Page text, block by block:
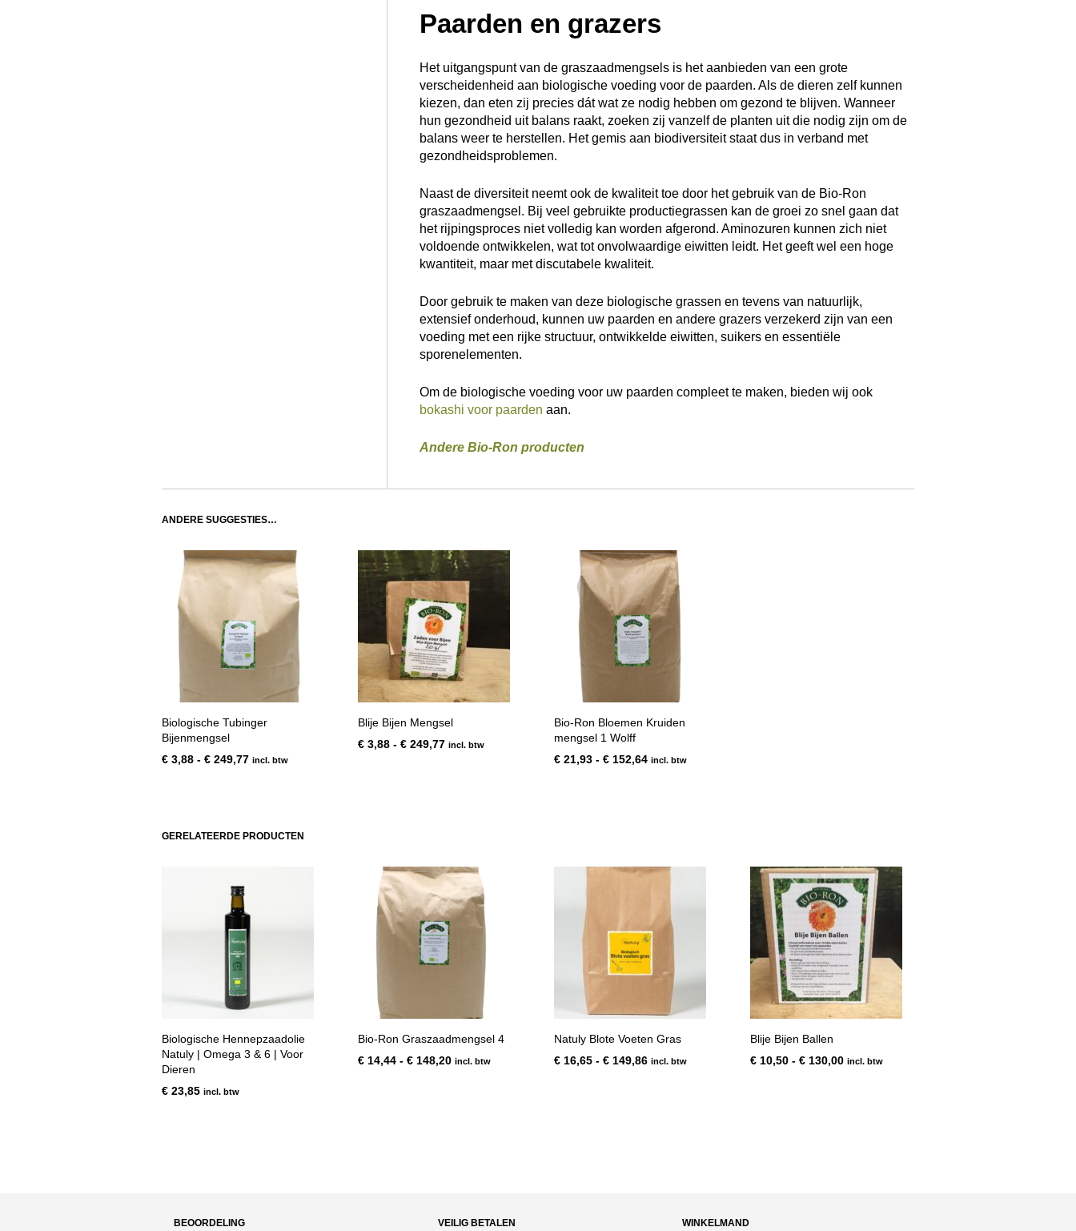
Paarden en grazers
Het uitgangspunt van de graszaadmengsels is het aanbieden van een grote
verscheidenheid aan biologische voeding voor de paarden. Als de dieren zelf kunnen
kiezen, dan eten zij precies dát wat ze nodig hebben om gezond te blijven. Wanneer
hun gezondheid uit balans raakt, zoeken zij vanzelf de planten uit die nodig zijn om de
balans weer te herstellen. Het gemis aan biodiversiteit staat dus in verband met
gezondheidsproblemen.
Naast de diversiteit neemt ook de kwaliteit toe door het gebruik van de Bio-Ron
graszaadmengsel. Bij veel gebruikte productiegrassen kan de groei zo snel gaan dat
het rijpingsproces niet volledig kan worden afgerond. Aminozuren kunnen zich niet
voldoende ontwikkelen, wat tot onvolwaardige eiwitten leidt. Het geeft wel een hoge
kwantiteit, maar met discutabele kwaliteit.
Door gebruik te maken van deze biologische grassen en tevens van natuurlijk,
extensief onderhoud, kunnen uw paarden en andere grazers verzekerd zijn van een
voeding met een rijke structuur, ontwikkelde eiwitten, suikers en essentiële
sporenelementen.
Om de biologische voeding voor uw paarden compleet te maken, bieden wij ook
bokashi voor paarden aan.
Andere Bio-Ron producten
ANDERE SUGGESTIES…
Biologische Tubinger
Bijenmengsel
€ 3,88 - € 249,77Prijsklasse:
incl. btw
Blije Bijen Mengsel
€ 3,88 - € 249,77Prijsklasse:
incl. btw
Bio-Ron Bloemen Kruiden
mengsel 1 Wolff
€ 21,93 - € 152,64Prijsklasse:
incl. btw
GERELATEERDE PRODUCTEN
Biologische Hennepzaadolie
Natuly | Omega 3 & 6 | Voor
Dieren
€ 23,85 incl. btw
Bio-Ron Graszaadmengsel 4
€ 14,44 - € 148,20Prijsklasse:
incl. btw
Natuly Blote Voeten Gras
€ 16,65 - € 149,86Prijsklasse:
incl. btw
Blije Bijen Ballen
€ 10,50 - € 130,00Prijsklasse:
incl. btw
BEOORDELING VEILIG BETALEN WINKELMAND